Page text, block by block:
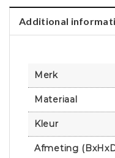
Additional
Merk
Materiaal
Kleur
Afmeting